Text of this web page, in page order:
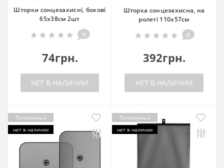
Шторки сонцезахисні, бокові
65x38см 2шт
0
74грн.
НЕТ В НАЛИЧИИ
Шторка сонцезахисна, на
ролеті 110х57см
0
392грн.
НЕТ В НАЛИЧИИ
Популярный
нет в наличии
Популярный
нет в наличии